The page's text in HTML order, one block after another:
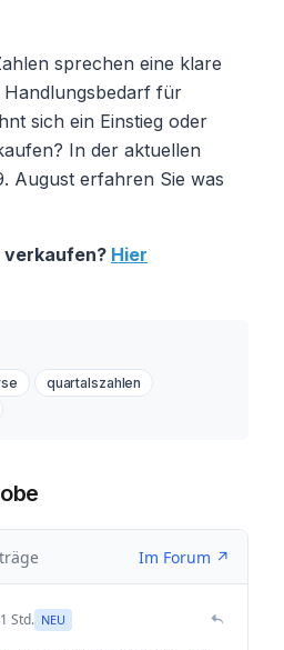
sprechen eine klare
für
sich ein Einstieg oder
In der aktuellen
August erfahren Sie was
verkaufen? Hier
quartalszahlen